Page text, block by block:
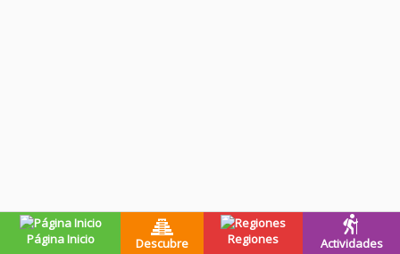
Página Inicio Descubre Regiones Actividades